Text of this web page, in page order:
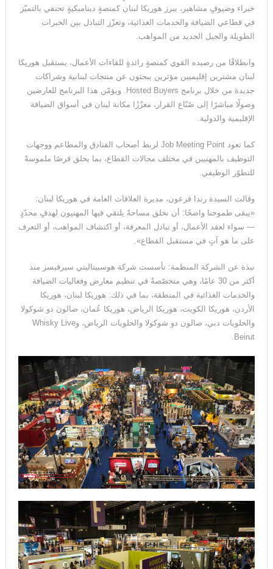
خبراء وضيوفٍ مشاهير، يبرز هوريكا لبنان كمنصةٍ ديناميكيةٍ تحتفي بالتميّز
في قطاعي الضيافة والخدمات الغذائية، وتعزّز التبادل بين الخبرات
الطويلة والجيل الجديد من المواهب.
وانطلاقًا من رصيده القوي كمنصةٍ رائدةٍ للقاءات الأعمال، يستقبل هوريكا
لبنان مشترين إقليميين مؤثرين يبحثون عن منتجات لبنانية وشراكات
جديدة من خلال برنامج Hosted Buyers. ويؤمّن هذا البرنامج للعارضين
وصولًا مباشرًا إلى صُنّاع القرار، معزّزًا مكانة لبنان في أسواق الضيافة
الإقليمية والدولية.
كما تعود Job Meeting Point لربط أصحاب الفنادق والمطاعم ووجهات
التوظيف بالمهنيين في مختلف مجالات القطاع، بما يخلق فرصًا ملموسةً
للتطوّر الوظيفي.
وقالت السيدة رندا فرعون، مديرة العلاقات العامة في هوريكا لبنان:
«يبقى طموحنا واضحًا: أن نخلق مساحةً يلتقي فيها المهنيون لهدفٍ محدّدٍ
— سواء لعقد الأعمال، أو تبادل المعرفة، أو اكتشاف المواهب، أو التعرف
على ما هو آتٍ في مستقبل القطاع».
نبذة عن الشركة المنظمة: تأسست شركة هوسبيتاليتي سيرفيسز منذ
أكثر من 30 عامًا، وهي متخصّصةٌ في تنظيم معارض وفعاليات الضيافة
والخدمات الغذائية في المنطقة، بما في ذلك: هوريكا لبنان، هوريكا
الأردن، هوريكا الكويت، هوريكا الرياض، هوريكا عُمان، صالون دو شوكولا
والحلويات دبي، صالون دو شوكولا والحلويات الرياض، وWhisky Live
Beirut.